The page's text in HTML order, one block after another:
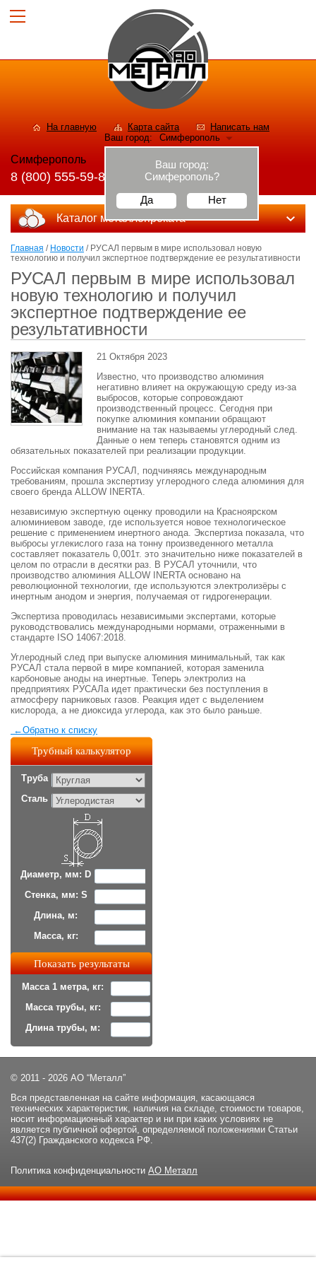
На главную Карта сайта
Написать нам
Ваш город:
Симферополь
Ваш город:
Симферополь?
Да
Нет
Симферополь
8 (800) 555-59-82
Каталог металлопроката
Главная / Новости / РУСАЛ первым в мире использовал новую
технологию и получил экспертное подтверждение ее результативности
РУСАЛ первым в мире использовал
новую технологию и получил
экспертное подтверждение ее
результативности
21 Октября 2023
Известно, что производство алюминия
негативно влияет на окружающую среду из-за
выбросов, которые сопровождают
производственный процесс. Сегодня при
покупке алюминия компании обращают
внимание на так называемы углеродный след.
Данные о нем теперь становятся одним из
обязательных показателей при реализации продукции.
Российская компания РУСАЛ, подчиняясь международным
требованиям, прошла экспертизу углеродного следа алюминия для
своего бренда ALLOW INERTA.
независимую экспертную оценку проводили на Красноярском
алюминиевом заводе, где используется новое технологическое
решение с применением инертного анода. Экспертиза показала, что
выбросы углекислого газа на тонну произведенного металла
составляет показатель 0,001т. это значительно ниже показателей в
целом по отрасли в десятки раз. В РУСАЛ уточнили, что
производство алюминия ALLOW INERTA основано на
революционной технологии, где используются электролизёры с
инертным анодом и энергия, получаемая от гидрогенерации.
Экспертиза проводилась независимыми экспертами, которые
руководствовались международными нормами, отраженными в
стандарте ISO 14067:2018.
Углеродный след при выпуске алюминия минимальный, так как
РУСАЛ стала первой в мире компанией, которая заменила
карбоновые аноды на инертные. Теперь электролиз на
предприятиях РУСАЛа идет практически без поступления в
атмосферу парниковых газов. Реакция идет с выделением
кислорода, а не диоксида углерода, как это было раньше.
←Обратно к списку
Трубный калькулятор
Труба
Сталь
Диаметр, мм: D
Стенка, мм: S
Длина, м:
Масса, кг:
Масса 1 метра, кг:
Масса трубы, кг:
Длина трубы, м:
© 2011 - 2026 АО “Металл”
Вся представленная на сайте информация, касающаяся
технических характеристик, наличия на складе, стоимости товаров,
носит информационный характер и ни при каких условиях не
является публичной офертой, определяемой положениями Статьи
437(2) Гражданского кодекса РФ.
Политика конфиденциальности АО Металл